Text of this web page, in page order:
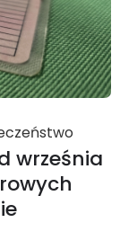
września